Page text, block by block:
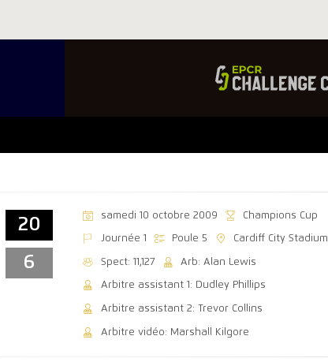
20
6
samedi 10 octobre 2009 Champions Cup
Journée 1 Poule 5 Cardiff City Stadium
Spect: 11,127 Arb: Alan Lewis
Arbitre assistant 1: Dudley Phillips
Arbitre assistant 2: Trevor Collins
Arbitre vidéo: Marshall Kilgore